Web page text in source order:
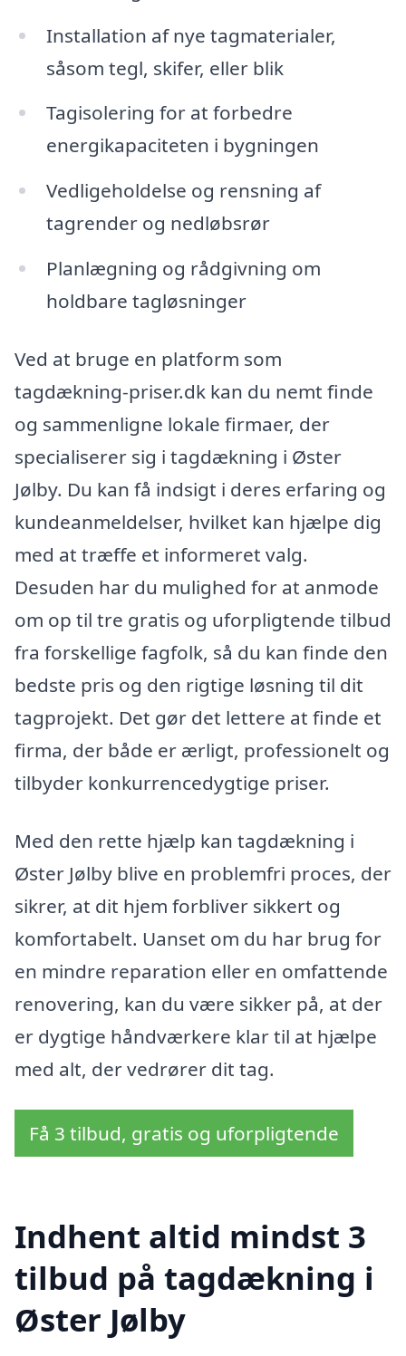
Installation af nye tagmaterialer,
såsom tegl, skifer, eller blik
Tagisolering for at forbedre
energikapaciteten i bygningen
Vedligeholdelse og rensning af
tagrender og nedløbsrør
Planlægning og rådgivning om
holdbare tagløsninger
Ved at bruge en platform som
tagdækning-priser.dk kan du nemt finde
og sammenligne lokale firmaer, der
specialiserer sig i tagdækning i Øster
Jølby. Du kan få indsigt i deres erfaring og
kundeanmeldelser, hvilket kan hjælpe dig
med at træffe et informeret valg.
Desuden har du mulighed for at anmode
om op til tre gratis og uforpligtende tilbud
fra forskellige fagfolk, så du kan finde den
bedste pris og den rigtige løsning til dit
tagprojekt. Det gør det lettere at finde et
firma, der både er ærligt, professionelt og
tilbyder konkurrencedygtige priser.
Med den rette hjælp kan tagdækning i
Øster Jølby blive en problemfri proces, der
sikrer, at dit hjem forbliver sikkert og
komfortabelt. Uanset om du har brug for
en mindre reparation eller en omfattende
renovering, kan du være sikker på, at der
er dygtige håndværkere klar til at hjælpe
med alt, der vedrører dit tag.
Få 3 tilbud, gratis og uforpligtende
Indhent altid mindst 3
tilbud på tagdækning i
Øster Jølby